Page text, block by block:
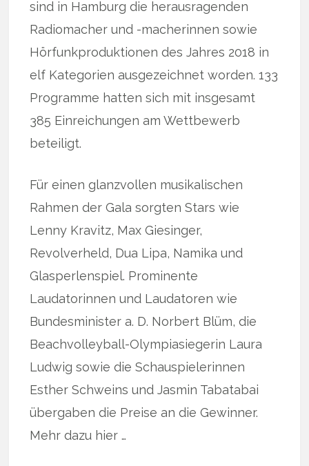
sind in Hamburg die herausragenden
Radiomacher und -macherinnen sowie
Hörfunkproduktionen des Jahres 2018 in
elf Kategorien ausgezeichnet worden. 133
Programme hatten sich mit insgesamt
385 Einreichungen am Wettbewerb
beteiligt.
Für einen glanzvollen musikalischen
Rahmen der Gala sorgten Stars wie
Lenny Kravitz, Max Giesinger,
Revolverheld, Dua Lipa, Namika und
Glasperlenspiel. Prominente
Laudatorinnen und Laudatoren wie
Bundesminister a. D. Norbert Blüm, die
Beachvolleyball-Olympiasiegerin Laura
Ludwig sowie die Schauspielerinnen
Esther Schweins und Jasmin Tabatabai
übergaben die Preise an die Gewinner.
Mehr dazu hier …